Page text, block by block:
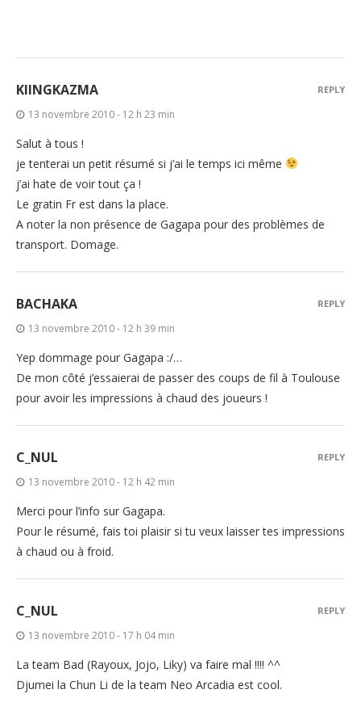
KIINGKAZMA
13 novembre 2010 - 12 h 23 min
Salut à tous !
je tenterai un petit résumé si j’ai le temps ici même
j’ai hate de voir tout ça !
Le gratin Fr est dans la place.
A noter la non présence de Gagapa pour des problèmes de
transport. Domage.
REPLY
BACHAKA
13 novembre 2010 - 12 h 39 min
Yep dommage pour Gagapa :/…
De mon côté j’essaierai de passer des coups de fil à Toulouse
pour avoir les impressions à chaud des joueurs !
REPLY
C_NUL
13 novembre 2010 - 12 h 42 min
Merci pour l’info sur Gagapa.
Pour le résumé, fais toi plaisir si tu veux laisser tes impressions
à chaud ou à froid.
REPLY
C_NUL
13 novembre 2010 - 17 h 04 min
La team Bad (Rayoux, Jojo, Liky) va faire mal !!!! ^^
Djumei la Chun Li de la team Neo Arcadia est cool.
REPLY